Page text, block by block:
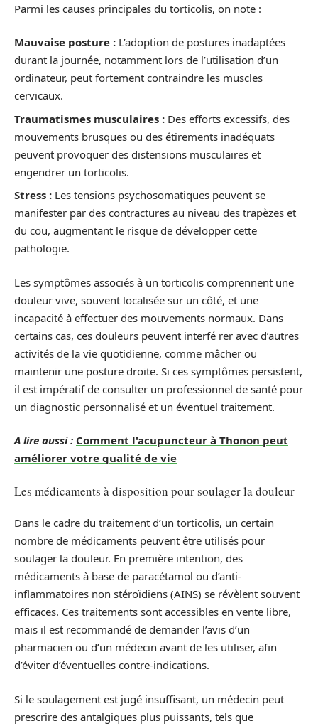
Parmi les causes principales du torticolis, on note :
Mauvaise posture : L’adoption de postures inadaptées
durant la journée, notamment lors de l’utilisation d’un
ordinateur, peut fortement contraindre les muscles
cervicaux.
Traumatismes musculaires : Des efforts excessifs, des
mouvements brusques ou des étirements inadéquats
peuvent provoquer des distensions musculaires et
engendrer un torticolis.
Stress : Les tensions psychosomatiques peuvent se
manifester par des contractures au niveau des trapèzes et
du cou, augmentant le risque de développer cette
pathologie.
Les symptômes associés à un torticolis comprennent une
douleur vive, souvent localisée sur un côté, et une
incapacité à effectuer des mouvements normaux. Dans
certains cas, ces douleurs peuvent interfé rer avec d’autres
activités de la vie quotidienne, comme mâcher ou
maintenir une posture droite. Si ces symptômes persistent,
il est impératif de consulter un professionnel de santé pour
un diagnostic personnalisé et un éventuel traitement.
A lire aussi : Comment l'acupuncteur à Thonon peut
améliorer votre qualité de vie
Les médicaments à disposition pour soulager la douleur
Dans le cadre du traitement d’un torticolis, un certain
nombre de médicaments peuvent être utilisés pour
soulager la douleur. En première intention, des
médicaments à base de paracétamol ou d’anti-
inflammatoires non stéroïdiens (AINS) se révèlent souvent
efficaces. Ces traitements sont accessibles en vente libre,
mais il est recommandé de demander l’avis d’un
pharmacien ou d’un médecin avant de les utiliser, afin
d’éviter d’éventuelles contre-indications.
Si le soulagement est jugé insuffisant, un médecin peut
prescrire des antalgiques plus puissants, tels que